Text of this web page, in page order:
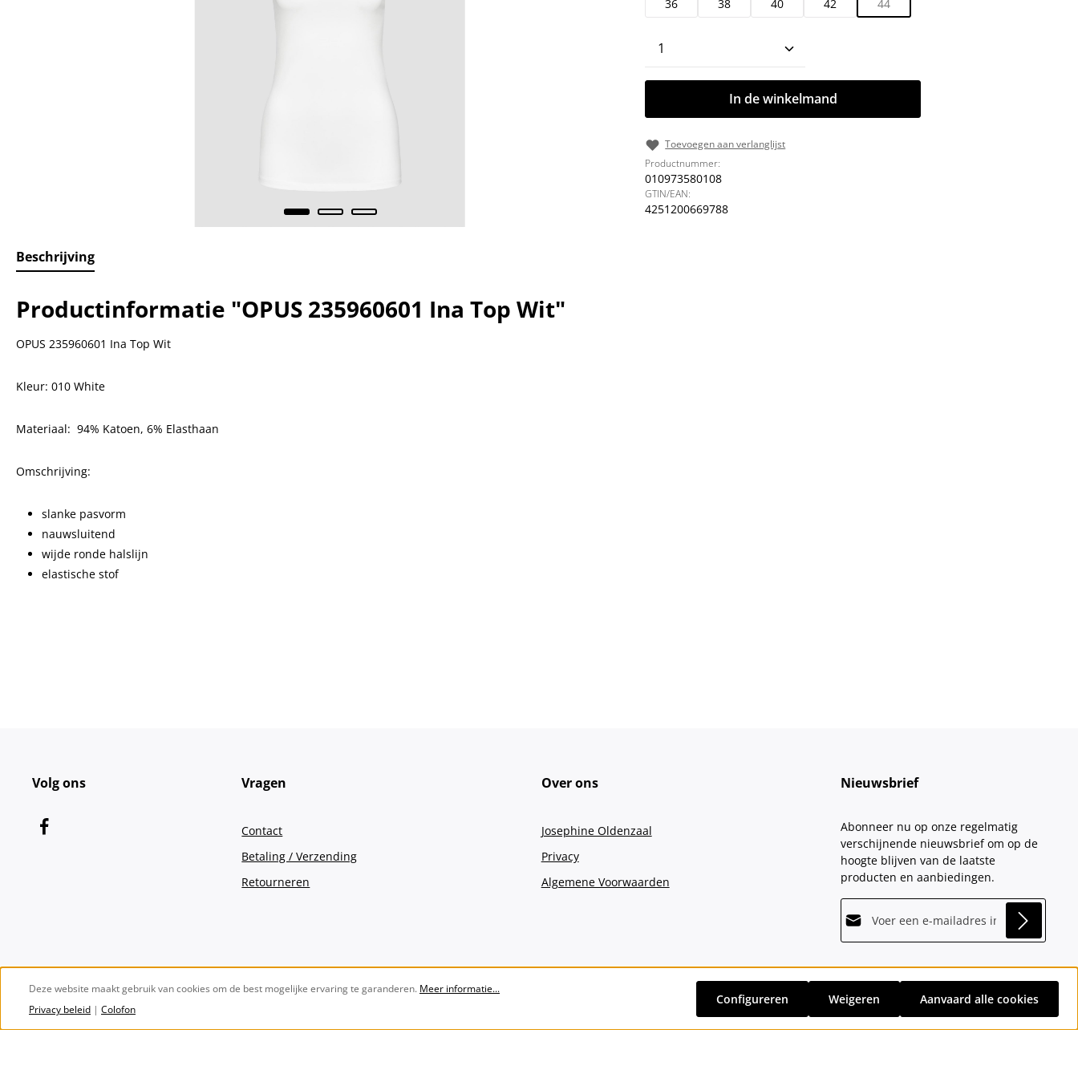
36 38 40 42 44
Producthoeveelheid: Voer de gewenste
In de winkelmand
Toevoegen aan verlanglijst
Productnummer:
010973580108
GTIN/EAN:
4251200669788
Beschrijving
Productinformatie "OPUS 235960601 Ina Top Wit"
OPUS 235960601 Ina Top Wit
Kleur: 010 White
Materiaal: 94% Katoen, 6% Elasthaan
Omschrijving:
slanke pasvorm
nauwsluitend
wijde ronde halslijn
elastische stof
Volg ons Vragen
Contact
Betaling / Verzending
Retourneren
Over ons
Josephine Oldenzaal
Privacy
Algemene Voorwaarden
Nieuwsbrief
Abonneer nu op onze regelmatig
verschijnende nieuwsbrief om op de
hoogte blijven van de laatste
producten en aanbiedingen.
E-mailadres*
Door doorgaan te selecteren, bevestigt
u dat u onze
gegevensbeschermingsinformatiehebt
gelezen en onze
itsPrivacy PolicyandTerms of Useapply.
Velden gemarkeerd met asterisks (*)
zijn verplicht.
verzendkostenen eventuele bezorgkosten, indien niet anders vermeld.
Deze website maakt gebruik van cookies om de best mogelijke ervaring te garanderen. Meer informatie...
Privacy beleid | Colofon
Weigeren
Configureren Aanvaard alle cookies